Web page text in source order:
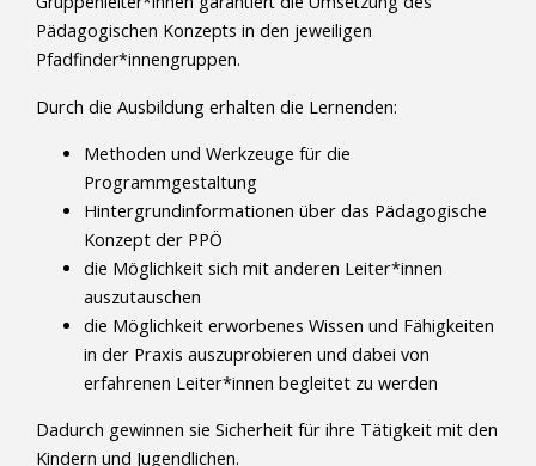
Pädagogischen Konzepts in den jeweiligen
Pfadfinder*innengruppen.
Durch die Ausbildung erhalten die Lernenden:
Methoden und Werkzeuge für die
Programmgestaltung
Hintergrundinformationen über das Pädagogische
Konzept der PPÖ
die Möglichkeit sich mit anderen Leiter*innen
auszutauschen
die Möglichkeit erworbenes Wissen und Fähigkeiten
in der Praxis auszuprobieren und dabei von
erfahrenen Leiter*innen begleitet zu werden
Dadurch gewinnen sie Sicherheit für ihre Tätigkeit mit den
Kindern und Jugendlichen.